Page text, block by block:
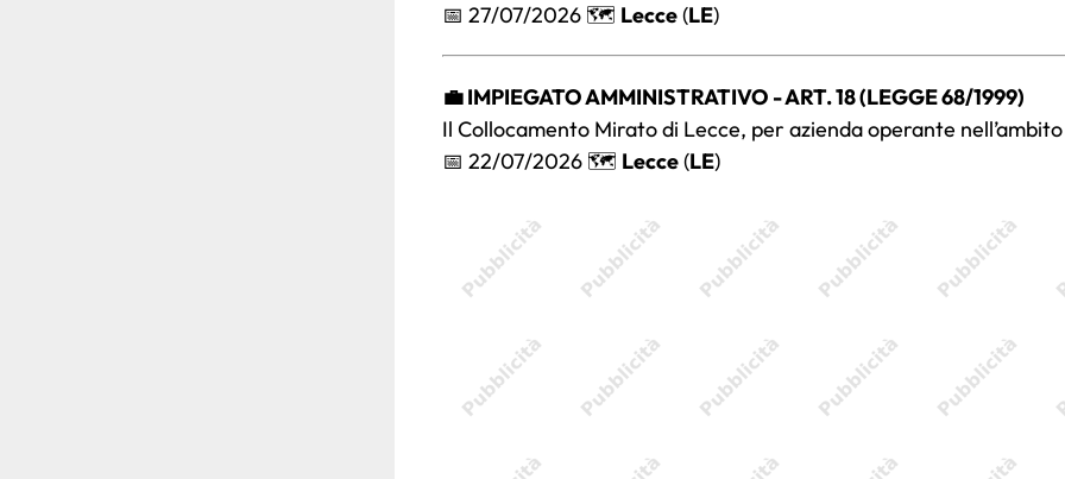
📅 27/07/2026 🗺️ Lecce(LE)
💼 IMPIEGATO AMMINISTRATIVO - ART. 18 (LEGGE 68/1999)
Il Collocamento Mirato di Lecce, per azienda operante
📅 22/07/2026 🗺️ Lecce(LE)